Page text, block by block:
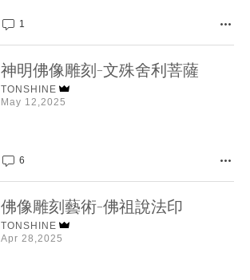
1
神明佛像雕刻-文殊舍利菩薩
TONSHINE
May 12,2025
6
佛像雕刻藝術-佛祖說法印
TONSHINE
Apr 28,2025